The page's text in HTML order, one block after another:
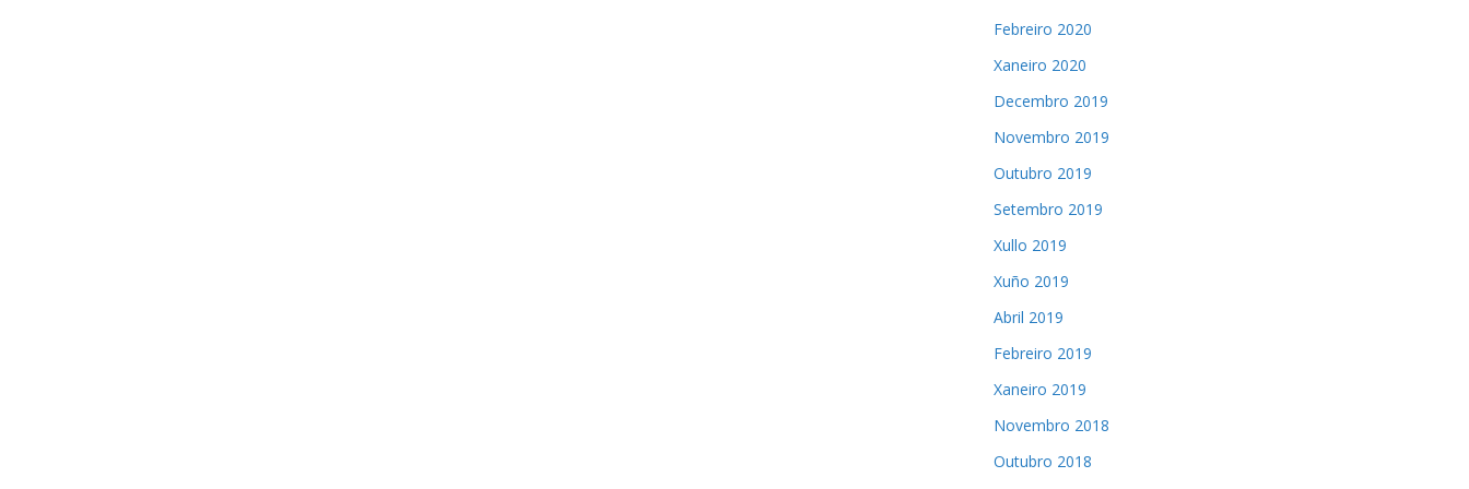
Febreiro 2020
Xaneiro 2020
Decembro 2019
Novembro 2019
Outubro 2019
Setembro 2019
Xullo 2019
Xuño 2019
Abril 2019
Febreiro 2019
Xaneiro 2019
Novembro 2018
Outubro 2018